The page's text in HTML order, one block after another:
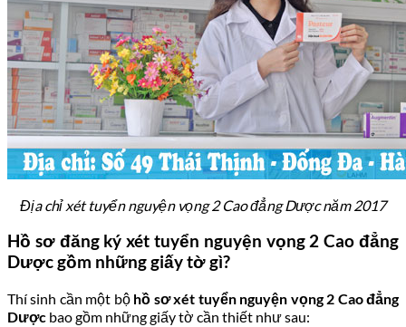
Địa chỉ xét tuyển nguyện vọng 2 Cao đẳng Dược năm 2017
Hồ sơ đăng ký xét tuyển nguyện vọng 2 Cao đẳng
Dược gồm những giấy tờ gì?
Thí sinh cần một bộ hồ sơ xét tuyển nguyện vọng 2 Cao đẳng
Dược bao gồm những giấy tờ cần thiết như sau: